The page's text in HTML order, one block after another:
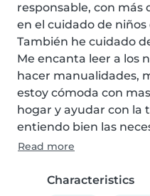
responsable, con más
en el cuidado de niños
También he cuidado
Me encanta leer a los
hacer manualidades,
estoy cómoda con
hogar y ayudar con la
entiendo bien las
Read more
Characteristics